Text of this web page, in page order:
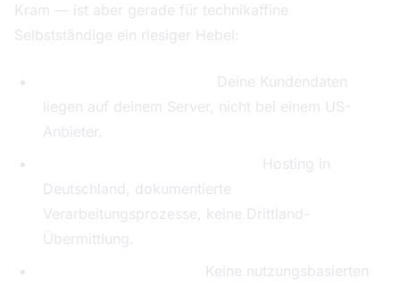
Kram — ist aber gerade für technikaffine
Selbstständige ein riesiger Hebel:
Deine Kundendaten
liegen auf deinem Server, nicht bei einem US-
Anbieter.
Hosting in
Deutschland, dokumentierte
Verarbeitungsprozesse, keine Drittland-
Übermittlung.
Keine nutzungsbasierten